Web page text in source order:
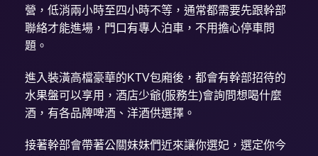
營，低消兩小時至四小時不等，通常都需要先跟幹部
聯絡才能進場，門口有專人泊車，不用擔心停車問
題。
進入裝潢高檔豪華的KTV包廂後，都會有幹部招待的
水果盤可以享用，酒店少爺(服務生)會詢問想喝什麼
酒，有各品牌啤酒、洋酒供選擇。
接著幹部會帶著公關妹妹們近來讓你選妃，選定你今